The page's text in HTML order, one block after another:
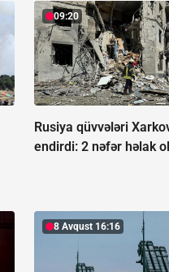
09:20
Rusiya qüvvələri
endirdi:2 nəfər həlak
8 Avqust 16:16